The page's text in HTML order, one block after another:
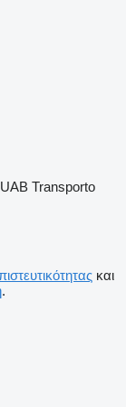
UAB Transporto
και
.